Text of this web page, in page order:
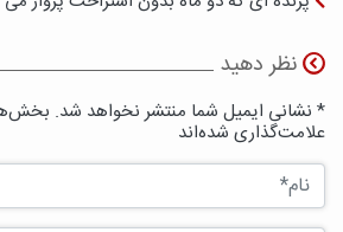
نظر دهید
* نشانی ایمیل شما منتشر نخواهد شد.
علامت‌گذاری شده‌اند